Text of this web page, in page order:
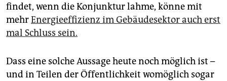
findet, wenn die Konjunktur lahme, könne mit
mehrEnergieeffizienz im Gebäudesektor auch erst
mal Schluss sein.
Dass eine solche Aussage heute noch möglich ist –
und in Teilen der Öffentlichkeit womöglich sogar